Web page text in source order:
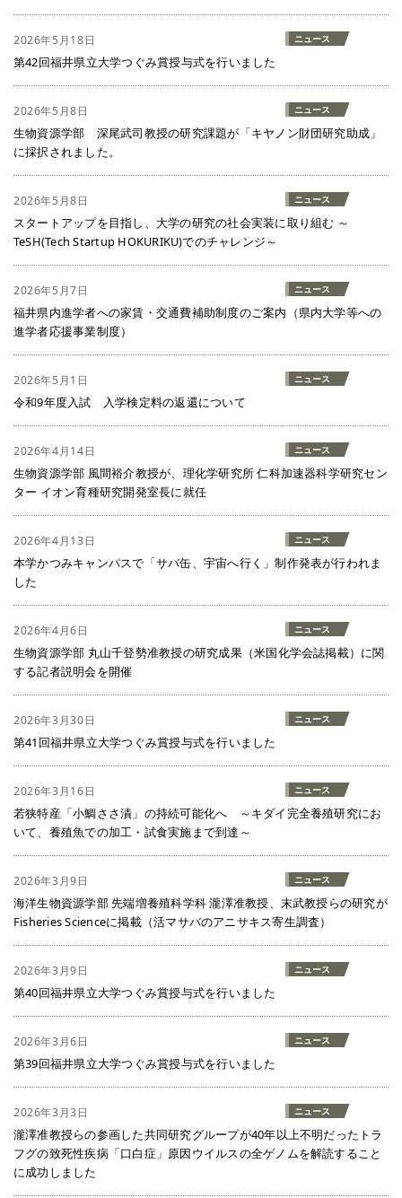
2026年5月18日 ニュース
第42回福井県立大学つぐみ賞授与式を行いました
2026年5月8日 ニュース
生物資源学部 深尾武司教授の研究課題が「キヤノン財団研究助成」
に採択されました。
2026年5月8日 ニュース
スタートアップを目指し、大学の研究の社会実装に取り組む ～
TeSH(Tech Startup HOKURIKU)でのチャレンジ～
2026年5月7日 ニュース
福井県内進学者への家賃・交通費補助制度のご案内（県内大学等への
進学者応援事業制度）
2026年5月1日 ニュース
令和9年度入試 入学検定料の返還について
2026年4月14日 ニュース
生物資源学部 風間裕介教授が、理化学研究所 仁科加速器科学研究セン
ター イオン育種研究開発室長に就任
2026年4月13日 ニュース
本学かつみキャンパスで「サバ缶、宇宙へ行く」制作発表が行われま
した
2026年4月6日 ニュース
生物資源学部 丸山千登勢准教授の研究成果（米国化学会誌掲載）に関
する記者説明会を開催
2026年3月30日 ニュース
第41回福井県立大学つぐみ賞授与式を行いました
2026年3月16日 ニュース
若狭特産「小鯛ささ漬」の持続可能化へ ～キダイ完全養殖研究にお
いて、養殖魚での加工・試食実施まで到達～
2026年3月9日 ニュース
海洋生物資源学部 先端増養殖科学科 瀧澤准教授、末武教授らの研究が
Fisheries Scienceに掲載（活マサバのアニサキス寄生調査）
2026年3月9日 ニュース
第40回福井県立大学つぐみ賞授与式を行いました
2026年3月6日 ニュース
第39回福井県立大学つぐみ賞授与式を行いました
2026年3月3日 ニュース
瀧澤准教授らの参画した共同研究グループが40年以上不明だったトラ
フグの致死性疾病「口白症」原因ウイルスの全ゲノムを解読すること
に成功しました